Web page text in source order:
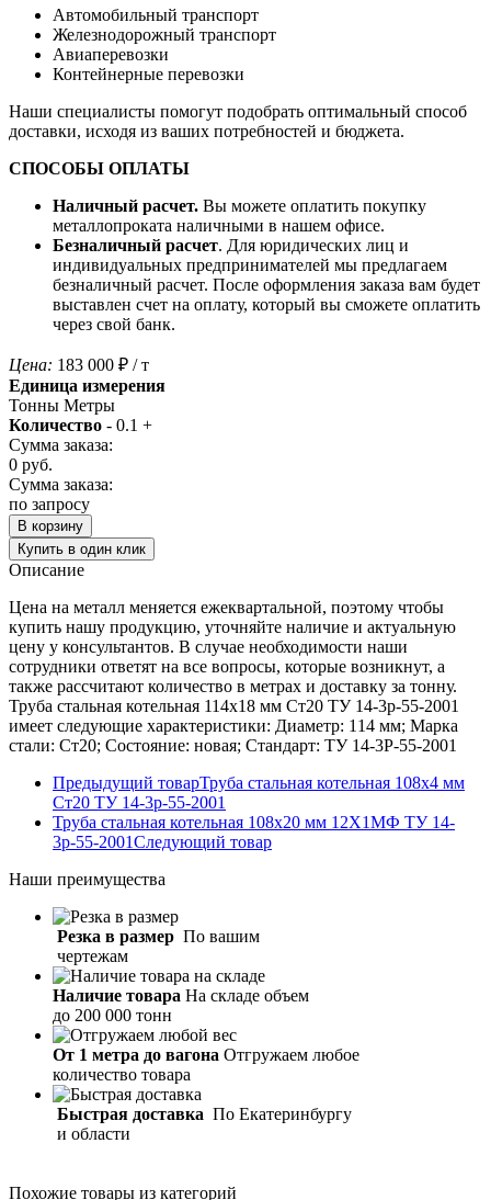
Автомобильный транспорт
Железнодорожный транспорт
Авиаперевозки
Контейнерные перевозки
Наши специалисты помогут подобрать оптимальный способ
доставки, исходя из ваших потребностей и бюджета.
СПОСОБЫ ОПЛАТЫ
Наличный расчет. Вы можете оплатить покупку
металлопроката наличными в нашем офисе.
Безналичный расчет. Для юридических лиц и
индивидуальных предпринимателей мы предлагаем
безналичный расчет. После оформления заказа вам будет
выставлен счет на оплату, который вы сможете оплатить
через свой банк.
Цена: 183 000 ₽ / т
Единица измерения
Тонны Метры
Количество - 0.1 +
Сумма заказа:
0 руб.
Сумма заказа:
по запросу
В корзину
Купить в один клик
Описание
Цена на металл меняется ежеквартальной, поэтому чтобы
купить нашу продукцию, уточняйте наличие и актуальную
цену у консультантов. В случае необходимости наши
сотрудники ответят на все вопросы, которые возникнут, а
также рассчитают количество в метрах и доставку за тонну.
Труба стальная котельная 114х18 мм Ст20 ТУ 14-3р-55-2001
имеет следующие характеристики: Диаметр: 114 мм; Марка
стали: Ст20; Состояние: новая; Стандарт: ТУ 14-3Р-55-2001
Предыдущий товарТруба стальная котельная 108х4 мм
Ст20 ТУ 14-3р-55-2001
Труба стальная котельная 108х20 мм 12Х1МФ ТУ 14-
3р-55-2001Следующий товар
Наши преимущества
Резка в размер По вашим
чертежам
Наличие товара На складе объем
до 200 000 тонн
От 1 метра до вагона Отгружаем любое
количество товара
Быстрая доставка По Екатеринбургу
и области
Похожие товары из категорий